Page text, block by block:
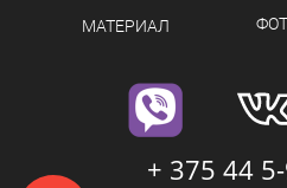
МАТЕРИАЛ
+ 375 44